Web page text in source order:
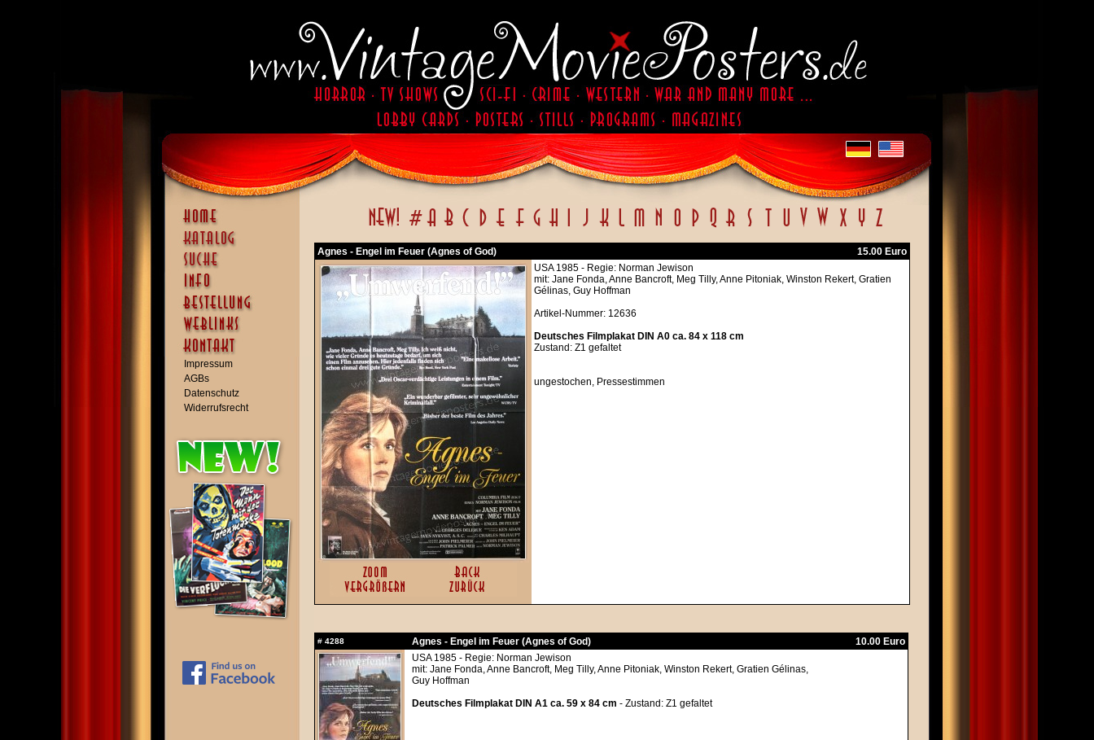
Impressum
AGBs
Datenschutz
Widerrufsrecht
Agnes - Engel im Feuer (Agnes of God)
15.00 Euro
USA 1985 - Regie: Norman Jewison
mit: Jane Fonda, Anne Bancroft, Meg Tilly, Anne Pitoniak, Winston Rekert, Gratien
Gélinas, Guy Hoffman
Artikel-Nummer: 12636
Deutsches Filmplakat DIN A0 ca. 84 x 118 cm
Zustand: Z1 gefaltet
ungestochen, Pressestimmen
# 4288 Agnes - Engel im Feuer (Agnes of God)
10.00 Euro
USA 1985 - Regie: Norman Jewison
mit: Jane Fonda, Anne Bancroft, Meg Tilly, Anne Pitoniak, Winston Rekert, Gratien Gélinas,
Guy Hoffman
Deutsches Filmplakat DIN A1 ca. 59 x 84 cm - Zustand: Z1 gefaltet